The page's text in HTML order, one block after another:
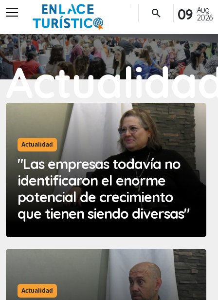
menu
Aug
2026
09
search
Actualidad
"Las empresas todavía no
identificaron el enorme
potencial de crecimiento
que tienen siendo diversas"
Actualidad